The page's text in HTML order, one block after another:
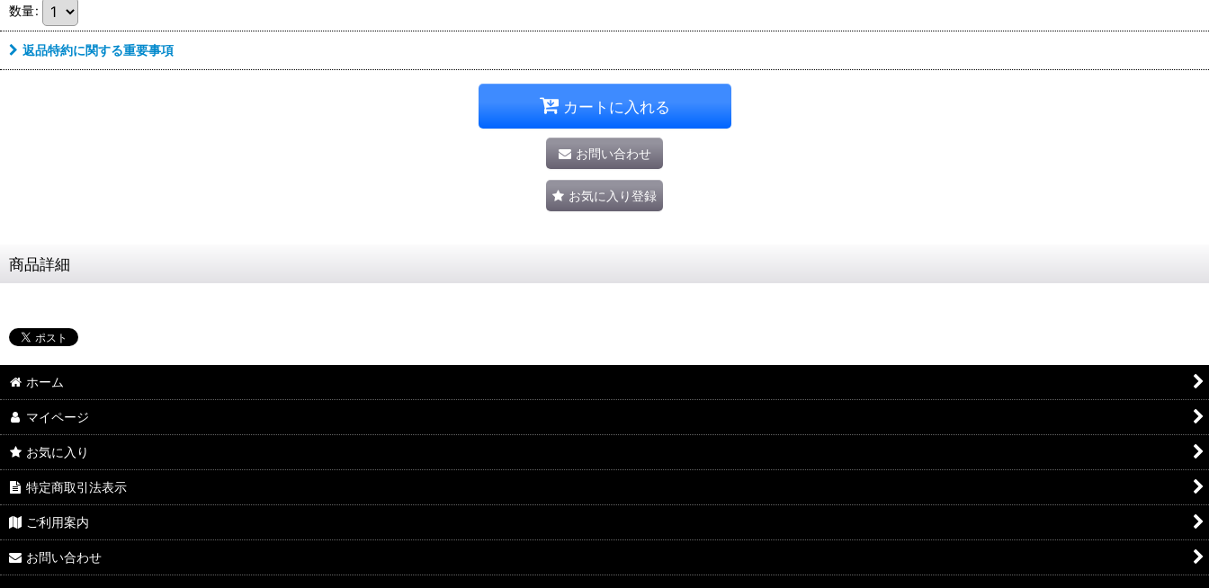
数量:
返品特約に関する重要事項
カートに入れる
お問い合わせ
お気に入り登録
商品詳細
ホーム
マイページ
お気に入り
特定商取引法表示
ご利用案内
お問い合わせ